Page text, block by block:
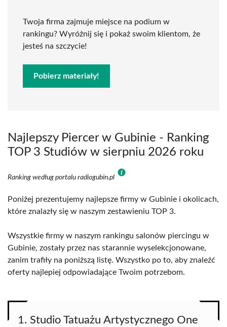
Twoja firma zajmuje miejsce na podium w
rankingu? Wyróżnij się i pokaż swoim klientom, że
jesteś na szczycie!
Pobierz materiały!
Najlepszy Piercer w Gubinie - Ranking
TOP 3 Studiów w sierpniu 2026 roku
Ranking według portalu radiogubin.pl
Poniżej prezentujemy najlepsze firmy w Gubinie i okolicach,
które znalazły się w naszym zestawieniu TOP 3.
Wszystkie firmy w naszym rankingu salonów piercingu w
Gubinie, zostały przez nas starannie wyselekcjonowane,
zanim trafiły na poniższą listę. Wszystko po to, aby znaleźć
oferty najlepiej odpowiadające Twoim potrzebom.
1. Studio Tatuażu Artystycznego One